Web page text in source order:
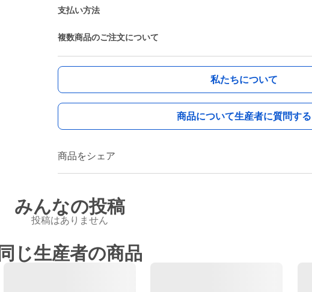
支払い方法
複数商品のご注文について
私たちについて
商品について生産者に質問する
商品をシェア
みんなの投稿
投稿はありません
同じ生産者の商品